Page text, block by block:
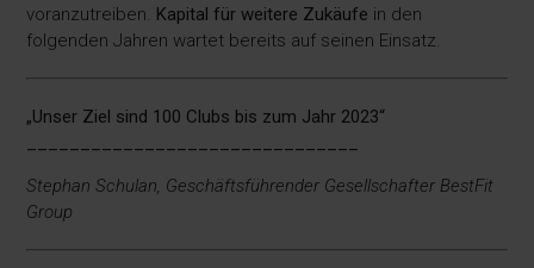
voranzutreiben. Kapital für weitere Zukäufe in den
folgenden Jahren wartet bereits auf seinen Einsatz.
„Unser Ziel sind 100 Clubs bis zum Jahr 2023“
Stephan Schulan, Geschäftsführender Gesellschafter BestFit
Group